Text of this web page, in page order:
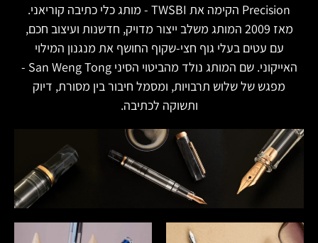
Precision הקימה את TWSBI - מותג כלי כתיבה קוריאני.
מאז 2009 המותג משלב ייצור מדויק, חדשנות ועיצוב חכם,
עם עטים בעלי גוף חצי‑שקוף החושף את מנגנון המילוי
האייקוני. שם המותג נולד מהביטוי הסיני San Weng Tong -
מפגש של שלוש תרבויות, ומסמל חיבור בין מסורת, דיוק
ותשוקה לכתיבה.